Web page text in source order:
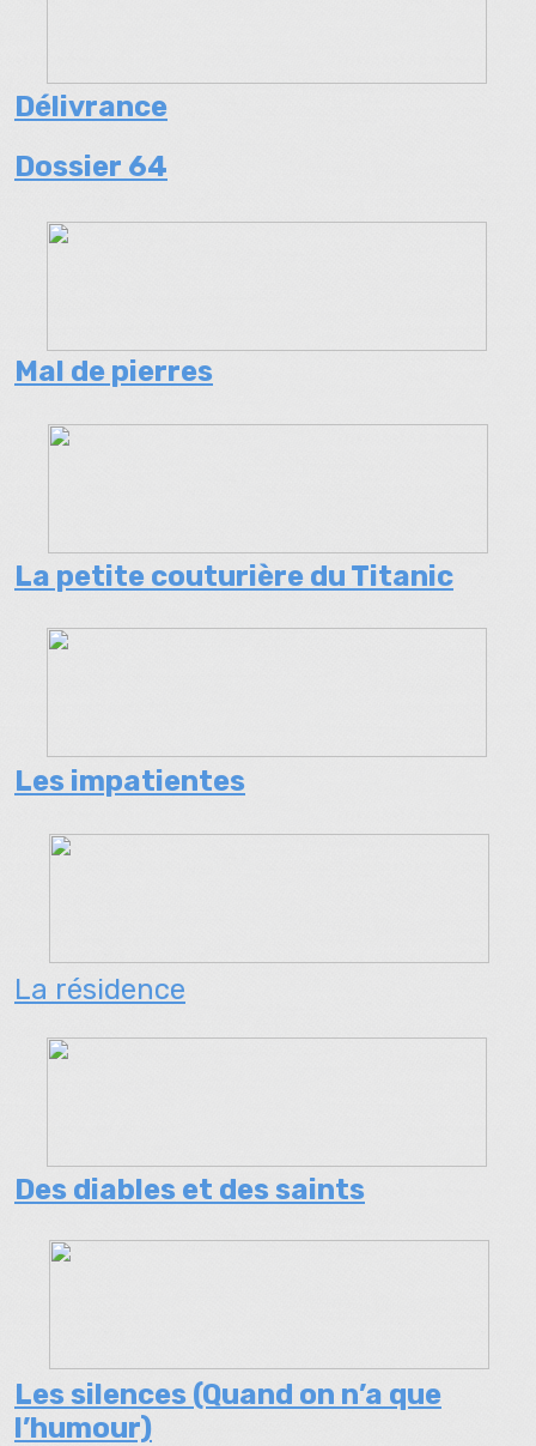
Délivrance
Dossier 64
Mal de pierres
La petite couturière du Titanic
Les impatientes
La résidence
Des diables et des saints
Les silences (Quand on n’a que
l’humour)